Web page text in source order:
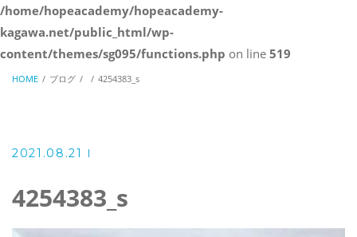
/home/hopeacademy/hopeacademy-
kagawa.net/public_html/wp-
content/themes/sg095/functions.php on line 519
HOME ブログ 4254383_s
2021.08.21
4254383_s